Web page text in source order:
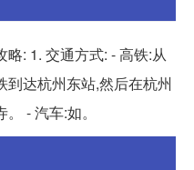
: 1. 交通方式: - 高铁:从
到达杭州东站,然后在杭州
- 汽车:如。